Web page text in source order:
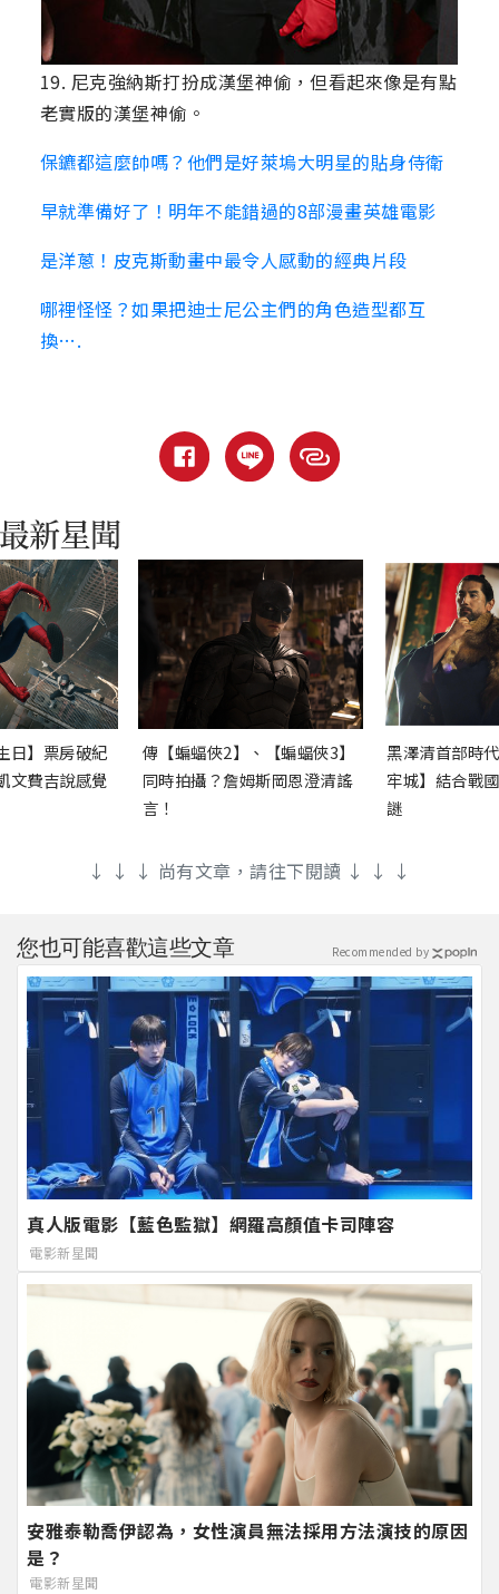
19. 尼克強納斯打扮成漢堡神偷，但看起來像是有點
老實版的漢堡神偷。
保鑣都這麼帥嗎？他們是好萊塢大明星的貼身侍衛
早就準備好了！明年不能錯過的8部漫畫英雄電影
是洋蔥！皮克斯動畫中最令人感動的經典片段
哪裡怪怪？如果把迪士尼公主們的角色造型都互
換….
日】票房破紀
文費吉說感覺
傳【蝙蝠俠2】、【蝙蝠俠3】
同時拍攝？詹姆斯岡恩澄清謠
言！
黑澤清首部時
牢城】結合戰
謎
↓ ↓ ↓ 尚有文章，請往下閱讀 ↓ ↓ ↓
您也可能喜歡這些文章
真人版電影【藍色監獄】網羅高顏值卡司陣容
電影新星聞
安雅泰勒喬伊認為，女性演員無法採用方法演技的原因
是？
電影新星聞
Recommended by